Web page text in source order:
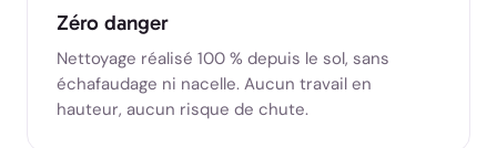
Zéro danger
Nettoyage réalisé 100 % depuis le sol, sans
échafaudage ni nacelle. Aucun travail en
hauteur, aucun risque de chute.